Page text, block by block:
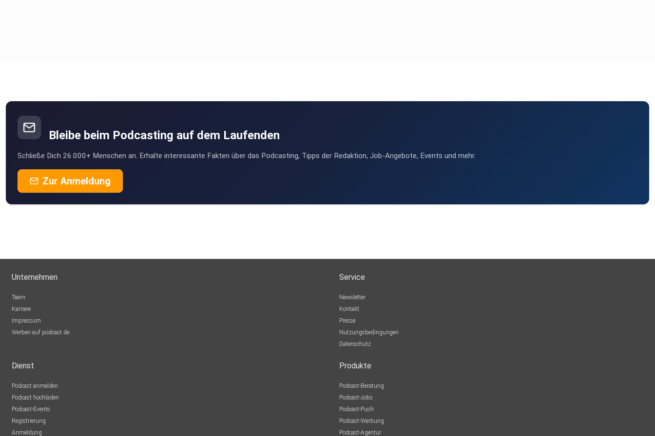
Bleibe beim Podcasting auf dem Laufenden
Schließe Dich 26.000+ Menschen an. Erhalte interessante Fakten über das Podcasting, Tipps der Redaktion, Job-Angebote, Events und mehr.
Zur Anmeldung
Unternehmen
Team
Karriere
Impressum
Werben auf podcast.de
Service
Newsletter
Kontakt
Presse
Nutzungsbedingungen
Datenschutz
Dienst
Podcast anmelden
Podcast hochladen
Podcast-Events
Registrierung
Anmeldung
Produkte
Podcast-Beratung
Podcast-Jobs
Podcast-Push
Podcast-Werbung
Podcast-Agentur